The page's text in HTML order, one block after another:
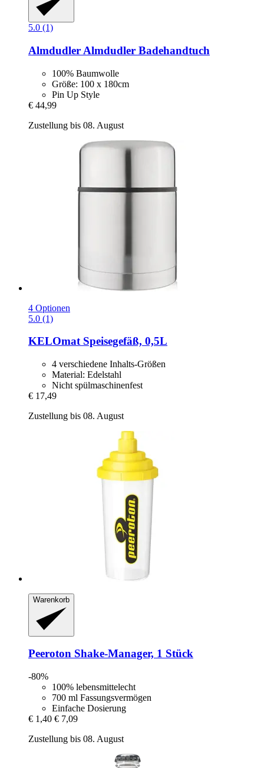
5.0 (1)
Almdudler Almdudler Badehandtuch
100% Baumwolle
Größe: 100 x 180cm
Pin Up Style
€ 44,99
Zustellung bis 08. August
4 Optionen
5.0 (1)
KELOmatSpeisegefäß, 0,5L
4 verschiedene Inhalts-Größen
Material: Edelstahl
Nicht spülmaschinenfest
€ 17,49
Zustellung bis 08. August
Warenkorb
Peeroton Shake-​Manager, 1 Stück
-80%
100% lebensmittelecht
700 ml Fassungsvermögen
Einfache Dosierung
€ 1,40 € 7,09
Zustellung bis 08. August